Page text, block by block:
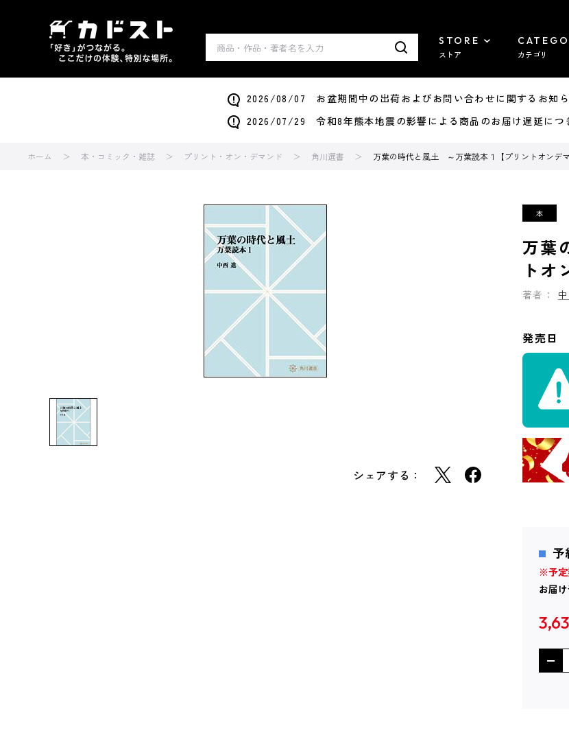
STORE
ストア カテゴリ
2026/08/07 お盆期間中の出荷およびお問い合わせに関するお知
2026/07/29 令和8年熊本地震の影響による商品のお届け遅延につ
ホーム 本・コミック・雑誌 プリント・オン・デマンド 角川選書 万葉の時代と風土 ～万葉読本１【プリントオンデマ
シェアする：
万葉
トオ
著者：
発売日
予
※予定
お届